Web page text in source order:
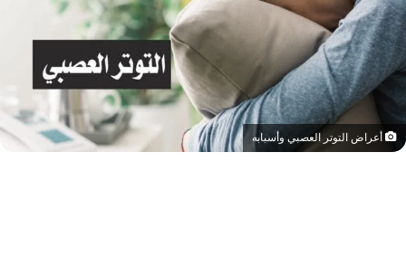
أعراض التوتر العصبي وأسبابه